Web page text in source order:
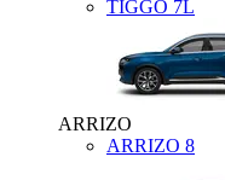
TIGGO 7L
ARRIZO
ARRIZO 8